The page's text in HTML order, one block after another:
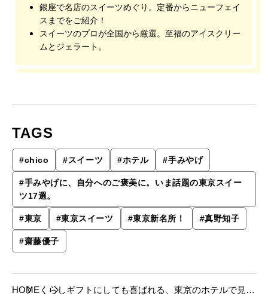
銀座で名店のスイーツめぐり。定番からニューフェイ
スまでをご紹介！
スイーツのプロが全国から厳選。至福のアイスクリー
ムとジェラート。
TAGS
#chico #スイーツ #ホテル #手みやげ
#手みやげに、自分へのご褒美に。いま話題の東京スイー
ツ17選。
#東京 #東京スイーツ #東京新名所！ #真野知子
#齋藤優子
HOME くらしギフトにしても喜ばれる、東京のホテルで見つ